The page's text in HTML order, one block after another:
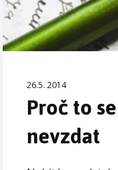
26.5. 2014
Proč to
nevzdat